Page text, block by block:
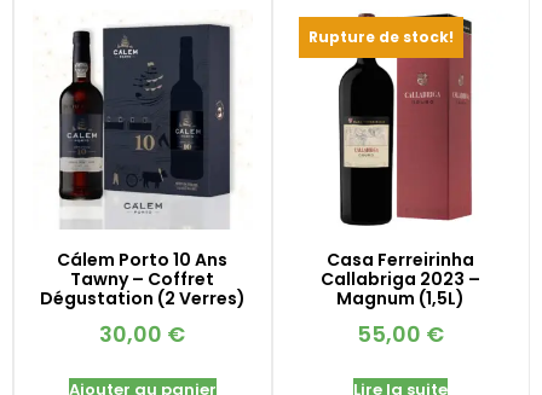
Cálem Porto 10 Ans
Tawny – Coffret
Dégustation (2 Verres)
30,00 €
Ajouter au panier
Rupture de stock!
Casa Ferreirinha
Callabriga 2023 –
Magnum (1,5L)
55,00 €
Lire la suite